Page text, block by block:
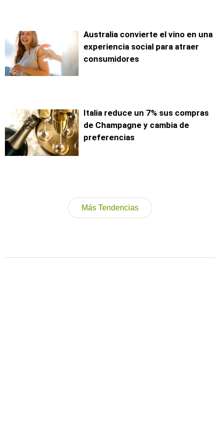
Australia convierte el vino en una
experiencia social para atraer
consumidores
Italia reduce un 7% sus compras
de Champagne y cambia de
preferencias
Más Tendencias